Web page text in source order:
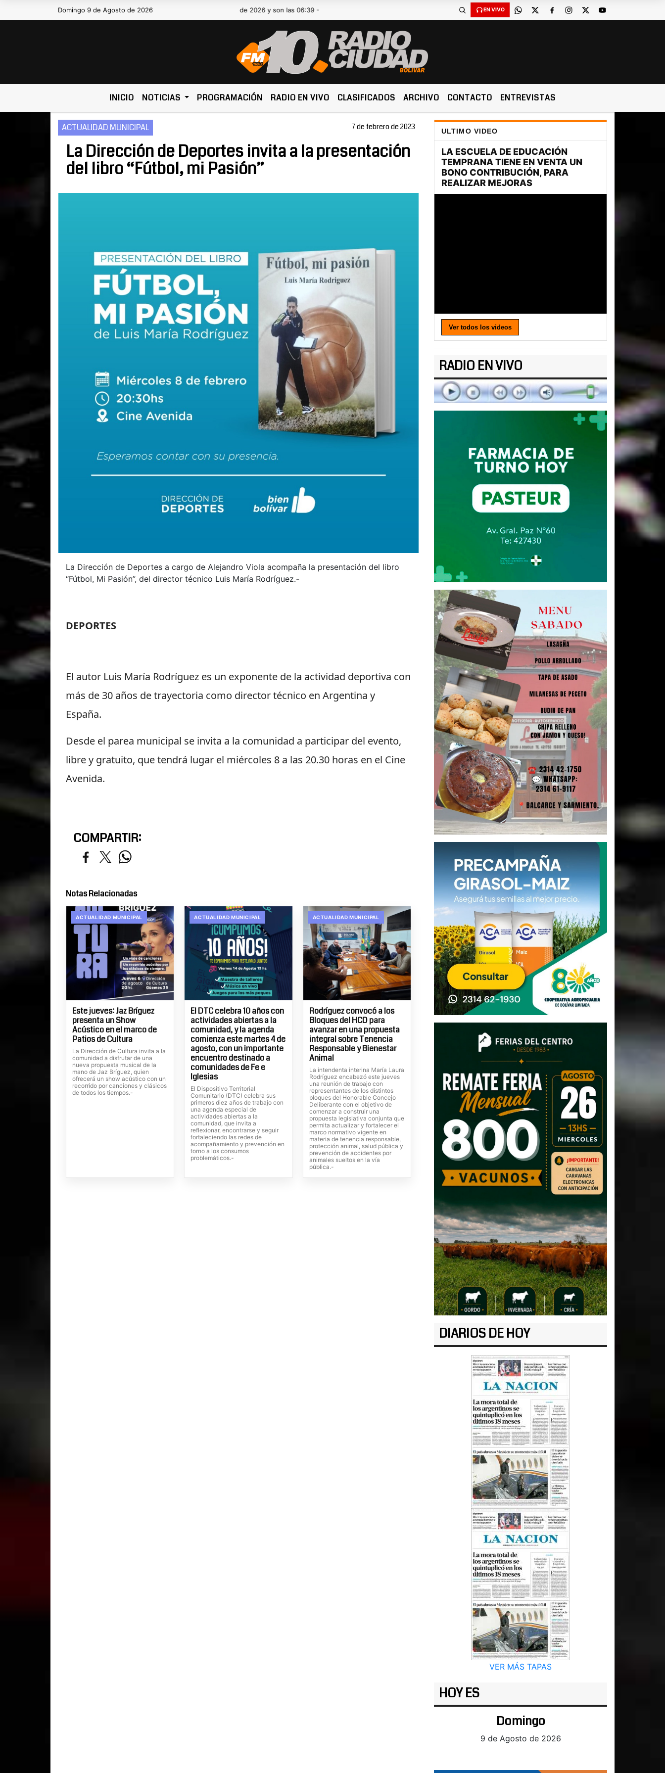
Domingo 9 de Agosto de 2026Hoy es Domingo 9 de Agosto de 2026 y son las 06:39 - EN VIVO
INICIO NOTICIAS PROGRAMACIÓN RADIO EN VIVO CLASIFICADOS ARCHIVO CONTACTO ENTREVISTAS
ACTUALIDAD MUNICIPAL 7 de febrero de 2023
La Dirección de Deportes invita a la presentación
del libro “Fútbol, mi Pasión”
La Dirección de Deportes a cargo de Alejandro Viola acompaña la presentación del libro
“Fútbol, Mi Pasión”, del director técnico Luis María Rodríguez.-
DEPORTES
El autor Luis María Rodríguez es un exponente de la actividad deportiva con
más de 30 años de trayectoria como director técnico en Argentina y
España.
Desde el parea municipal se invita a la comunidad a participar del evento,
libre y gratuito, que tendrá lugar el miércoles 8 a las 20.30 horas en el Cine
Avenida.
COMPARTIR:
Notas Relacionadas
ACTUALIDAD MUNICIPAL
Este jueves: Jaz Bríguez
presenta un Show
Acústico en el marco de
Patios de Cultura
La Dirección de Cultura invita a la
comunidad a disfrutar de una
nueva propuesta musical de la
mano de Jaz Bríguez, quien
ofrecerá un show acústico con un
recorrido por canciones y clásicos
de todos los tiempos.-
ACTUALIDAD MUNICIPAL
El DTC celebra 10 años con
actividades abiertas a la
comunidad, y la agenda
comienza este martes 4 de
agosto, con un importante
encuentro destinado a
comunidades de Fe e
Iglesias
El Dispositivo Territorial
Comunitario (DTC) celebra sus
primeros diez años de trabajo con
una agenda especial de
actividades abiertas a la
comunidad, que invita a
reflexionar, encontrarse y seguir
fortaleciendo las redes de
acompañamiento y prevención en
torno a los consumos
problemáticos.-
ACTUALIDAD MUNICIPAL
Rodríguez convocó a los
Bloques del HCD para
avanzar en una propuesta
integral sobre Tenencia
Responsable y Bienestar
Animal
La intendenta interina María Laura
Rodríguez encabezó este jueves
una reunión de trabajo con
representantes de los distintos
bloques del Honorable Concejo
Deliberante con el objetivo de
comenzar a construir una
propuesta legislativa conjunta que
permita actualizar y fortalecer el
marco normativo vigente en
materia de tenencia responsable,
protección animal, salud pública y
prevención de accidentes por
animales sueltos en la vía
pública.-
ULTIMO VIDEO
Ver todos los videos
RADIO EN VIVO
DIARIOS DE HOY
VER MÁS TAPAS
HOY ES
Domingo
9 de Agosto de 2026